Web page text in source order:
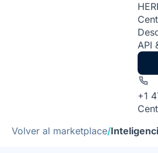
API
+1
Volver al marketplace/